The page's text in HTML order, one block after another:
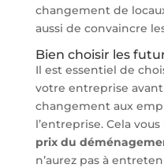
changement de
aussi de convaincre
Bien choisir les
Il est essentiel de
votre entreprise
changement aux
l’entreprise. Cela
prix du
n’aurez pas à